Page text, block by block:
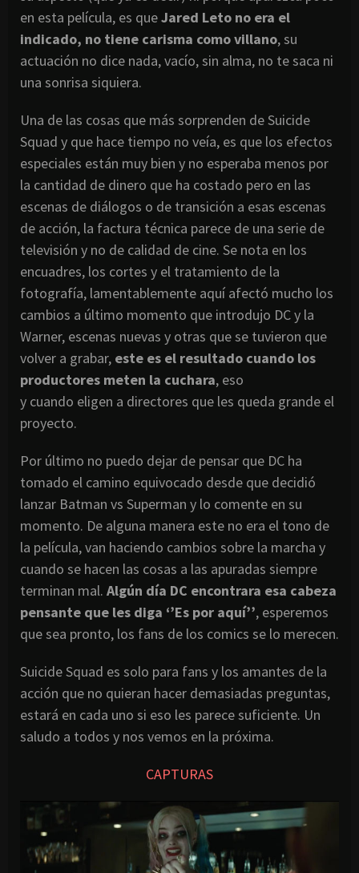
en esta película, es queJared Leto no era el
indicado, no tiene carisma como villano, su
actuación no dice nada, vacío, sin alma, no te saca ni
una sonrisa siquiera.
Una de las cosas que más sorprenden de Suicide
Squad y que hace tiempo no veía, es que los efectos
especiales están muy bien y no esperaba menos por
la cantidad de dinero que ha costado pero en las
escenas de diálogos o de transición a esas escenas
de acción, la factura técnica parece de una serie de
televisión y no de calidad de cine. Se nota en los
encuadres, los cortes y el tratamiento de la
fotografía, lamentablemente aquí afectó mucho los
cambios a último momento que introdujo DC y la
Warner, escenas nuevas y otras que se tuvieron que
volver a grabar, este es el resultado cuando los
productores meten la cuchara, eso
y cuando eligen a directores que les queda grande el
proyecto.
Por último no puedo dejar de pensar que DC ha
tomado el camino equivocado desde que decidió
lanzar Batman vs Superman y lo comente en su
momento. De alguna manera este no era el tono de
la película, van haciendo cambios sobre la marcha y
cuando se hacen las cosas a las apuradas siempre
terminan mal. Algún día DC encontrara esa cabeza
pensante que les diga ‘’Es por aquí’’, esperemos
que sea pronto, los fans de los comics se lo merecen.
Suicide Squad es solo para fans y los amantes de la
acción que no quieran hacer demasiadas preguntas,
estará en cada uno si eso les parece suficiente. Un
saludo a todos y nos vemos en la próxima.
CAPTURAS